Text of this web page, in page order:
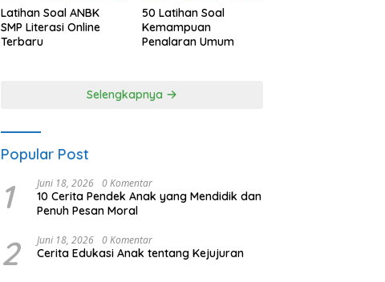
Latihan Soal ANBK
SMP Literasi Online
Terbaru
50 Latihan Soal
Kemampuan
Penalaran Umum
Selengkapnya
Popular Post
1 Juni 18, 2026 0 Komentar
10 Cerita Pendek Anak yang Mendidik dan
Penuh Pesan Moral
2 Juni 18, 2026 0 Komentar
Cerita Edukasi Anak tentang Kejujuran